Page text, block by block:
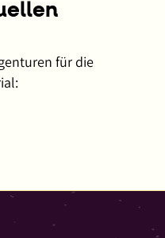
für die